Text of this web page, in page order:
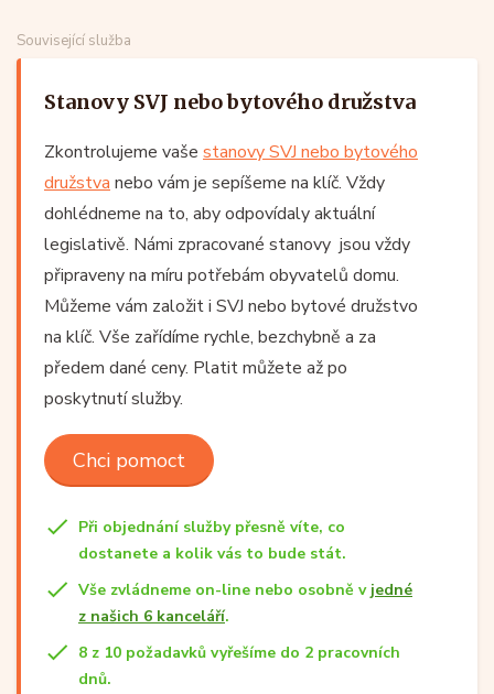
Související služba
Stanovy SVJ nebo bytového družstva
Zkontrolujeme vaše stanovy SVJ nebo bytového
družstva nebo vám je sepíšeme na klíč. Vždy
dohlédneme na to, aby odpovídaly aktuální
legislativě. Námi zpracované stanovy jsou vždy
připraveny na míru potřebám obyvatelů domu.
Můžeme vám založit i SVJ nebo bytové družstvo
na klíč. Vše zařídíme rychle, bezchybně a za
předem dané ceny. Platit můžete až po
poskytnutí služby.
Chci pomoct
Při objednání služby přesně víte, co
dostanete a kolik vás to bude stát.
Vše zvládneme on-line nebo osobně v jedné
z našich 6 kanceláří.
8 z 10 požadavků vyřešíme do 2 pracovních
dnů.